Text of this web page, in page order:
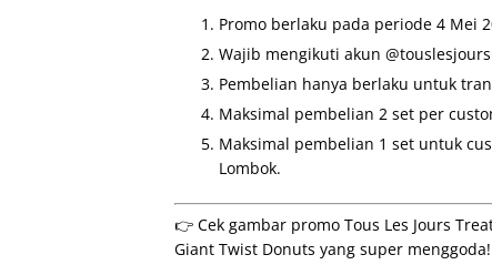
Promo berlaku pada periode 4 Mei
Wajib mengikuti akun
Pembelian hanya berlaku untuk
Maksimal pembelian 2 set per
Maksimal pembelian 1 set untuk
Lombok.
👉 Cek gambar promo Tous Les Jours
Giant Twist Donuts yang super menggoda!